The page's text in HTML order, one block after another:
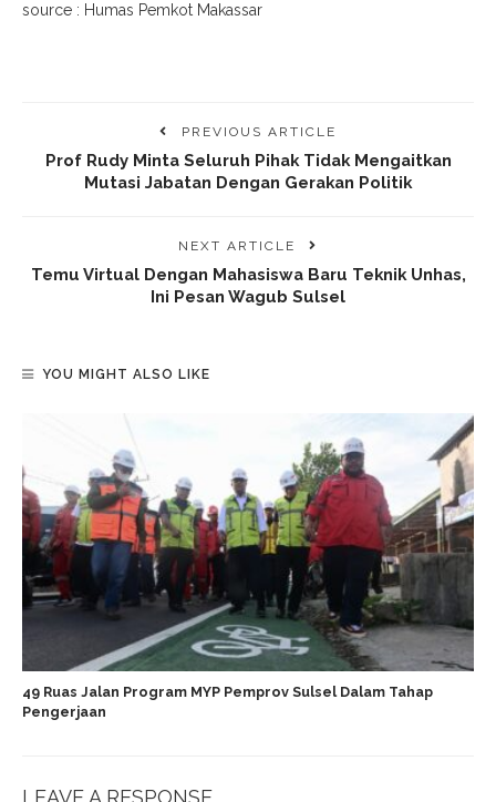
source : Humas Pemkot Makassar
PREVIOUS ARTICLE
Prof Rudy Minta Seluruh Pihak Tidak Mengaitkan
Mutasi Jabatan Dengan Gerakan Politik
NEXT ARTICLE
Temu Virtual Dengan Mahasiswa Baru Teknik Unhas,
Ini Pesan Wagub Sulsel
YOU MIGHT ALSO LIKE
49 Ruas Jalan Program MYP Pemprov Sulsel Dalam Tahap
Pengerjaan